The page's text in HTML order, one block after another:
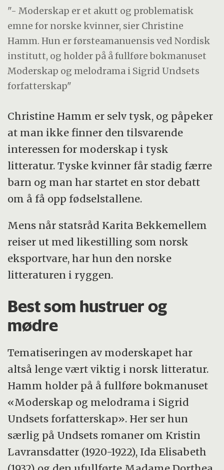
"- Moderskap er et akutt og problematisk
emne for norske kvinner, sier Christine
Hamm. Hun er førsteamanuensis ved Nordisk
institutt, og holder på å fullføre bokmanuset
Moderskap og melodrama i Sigrid Undsets
forfatterskap"
Christine Hamm er selv tysk, og påpeker
at man ikke finner den tilsvarende
interessen for moderskap i tysk
litteratur. Tyske kvinner får stadig færre
barn og man har startet en stor debatt
om å få opp fødselstallene.
Mens når statsråd Karita Bekkemellem
reiser ut med likestilling som norsk
eksportvare, har hun den norske
litteraturen i ryggen.
Best som hustruer og
mødre
Tematiseringen av moderskapet har
altså lenge vært viktig i norsk litteratur.
Hamm holder på å fullføre bokmanuset
«Moderskap og melodrama i Sigrid
Undsets forfatterskap». Her ser hun
særlig på Undsets romaner om Kristin
Lavransdatter (1920-1922), Ida Elisabeth